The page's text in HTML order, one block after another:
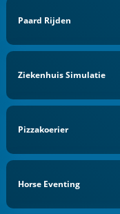
Paard Rijden
Ziekenhuis Simulatie
Pizzakoerier
Horse Eventing